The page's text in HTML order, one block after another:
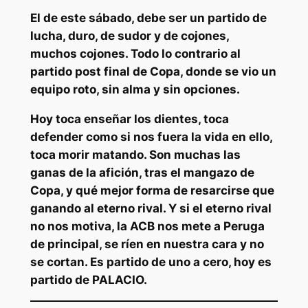
El de este sábado, debe ser un partido de
lucha, duro, de sudor y de cojones,
muchos cojones. Todo lo contrario al
partido post final de Copa, donde se vio un
equipo roto, sin alma y sin opciones.
Hoy toca enseñar los dientes, toca
defender como si nos fuera la vida en ello,
toca morir matando. Son muchas las
ganas de la afición, tras el mangazo de
Copa, y qué mejor forma de resarcirse que
ganando al eterno rival. Y si el eterno rival
no nos motiva, la ACB nos mete a Peruga
de principal, se ríen en nuestra cara y no
se cortan. Es partido de uno a cero, hoy es
partido de PALACIO.